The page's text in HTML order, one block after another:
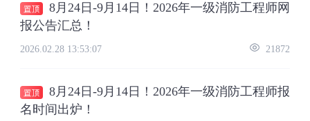
8月24日-9月14日！2026年一级消防工程师网
报公告汇总！
2026.02.28 13:53:07 21872
8月24日-9月14日！2026年一级消防工程师报
名时间出炉！